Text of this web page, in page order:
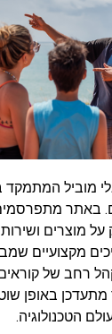
מוביל המתמקד
באתר
על מוצרים
מקצועיים
רחב של
באופן
הטכנולוגיה.